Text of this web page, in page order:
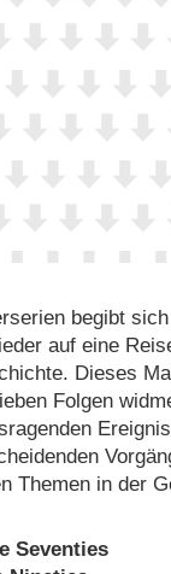
begibt
auf eine
Dieses
Folgen
Themen in der
Seventies